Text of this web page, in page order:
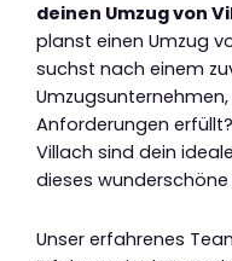
deinen Umzug von
planst einen Umzug
suchst nach einem
Anforderungen
Villach sind dein
dieses
Unser erfahrenes